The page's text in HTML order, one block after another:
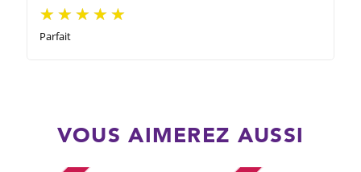
Parfait
VOUS AIMEREZ AUSSI